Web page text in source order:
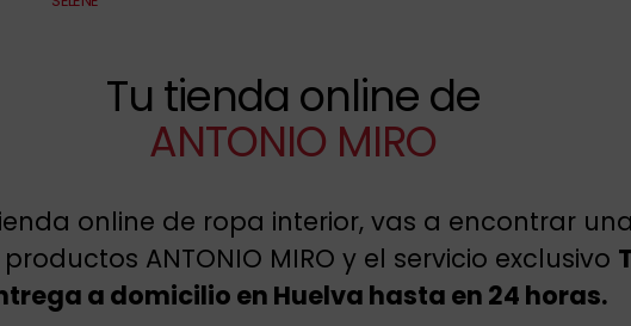
Tu tienda online de
ANTONIO MIRO
online de ropa interior, vas a encontrar
ANTONIO MIRO y el servicio exclusivo
a domicilio en Huelva hasta en 24 horas.